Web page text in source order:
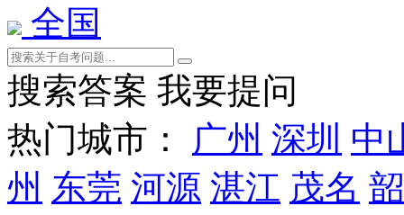
全国
搜索答案 我要提问
热门城市：
广州 深圳 中
州 东莞 河源 湛江 茂名